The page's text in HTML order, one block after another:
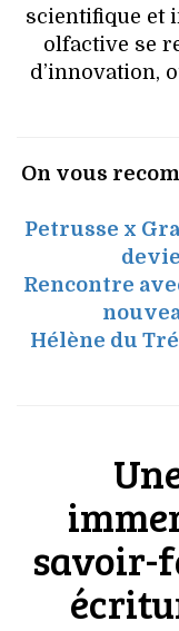
scientifique et
olfactive se
d’innovation,
On vous
Petrusse x
Rencontre
Hélène du
savoir-